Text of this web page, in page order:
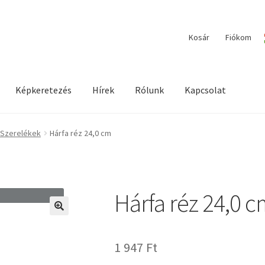
Kosár Fiókom
Képkeretezés Hírek Rólunk Kapcsolat
/ Workshopok Elérhetőségeink
Hárfa réz 24,0 cm
Hárfa réz 24,0
1 947 Ft